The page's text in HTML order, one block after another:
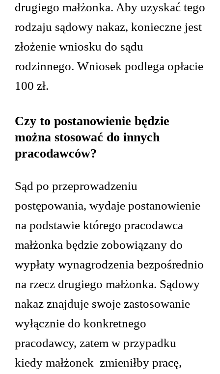
drugiego małżonka. Aby uzyskać tego
rodzaju sądowy nakaz, konieczne jest
złożenie wniosku do sądu
rodzinnego. Wniosek podlega opłacie
100 zł.
Czy to postanowienie będzie
można stosować do innych
pracodawców?
Sąd po przeprowadzeniu
postępowania, wydaje postanowienie
na podstawie którego pracodawca
małżonka będzie zobowiązany do
wypłaty wynagrodzenia bezpośrednio
na rzecz drugiego małżonka. Sądowy
nakaz znajduje swoje zastosowanie
wyłącznie do konkretnego
pracodawcy, zatem w przypadku
kiedy małżonek zmieniłby pracę,